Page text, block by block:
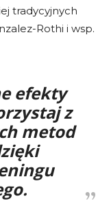
tradycyjnych
Rothi i wsp.
efekty
z
metod